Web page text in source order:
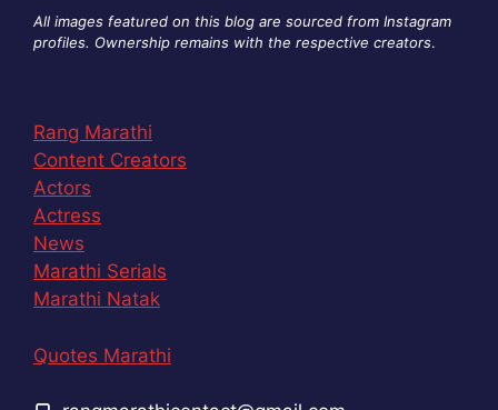
All images featured on this blog are sourced from Instagram
profiles. Ownership remains with the respective creators.
Rang Marathi
Content Creators
Actors
Actress
News
Marathi Serials
Marathi Natak
Quotes Marathi